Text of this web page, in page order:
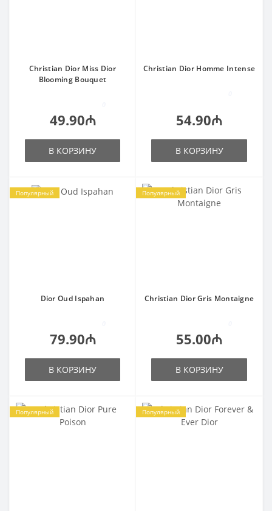
Christian Dior Miss Dior
Blooming Bouquet
49.90₼
В КОРЗИНУ
Christian Dior Homme Intense
54.90₼
В КОРЗИНУ
Популярный
Dior Oud Ispahan
79.90₼
В КОРЗИНУ
Популярный
Christian Dior Gris Montaigne
55.00₼
В КОРЗИНУ
Популярный Популярный